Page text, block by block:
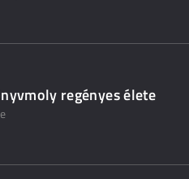
regényes élete